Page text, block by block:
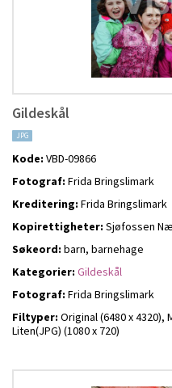
Gildeskål
JPG
Kode: VBD-09866
Fotograf: Frida Bringslimark
Kreditering: Frida Bringslimark
Kopirettigheter: Sjøfossen
Søkeord: barn, barnehage
Kategorier: Gildeskål
Fotograf: Frida Bringslimark
Filtyper: Original (6480 x 4320),
Liten(JPG) (1080 x 720)